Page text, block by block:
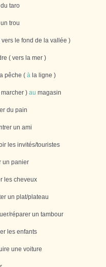
fond de la vallée )
la mer )
pêche ( à la ligne )
) au magasin
pain
ami
invités/touristes
plat/plateau
un tambour
enfants
voiture